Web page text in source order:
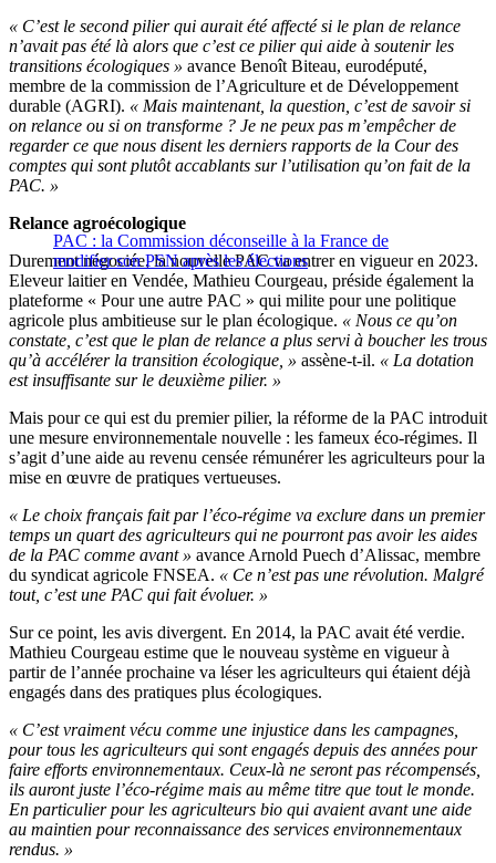
« C’est le second pilier qui aurait été affecté si le plan de relance
n’avait pas été là alors que c’est ce pilier qui aide à soutenir les
transitions écologiques » avance Benoît Biteau, eurodéputé,
membre de la commission de l’Agriculture et de Développement
durable (AGRI). « Mais maintenant, la question, c’est de savoir si
on relance ou si on transforme ? Je ne peux pas m’empêcher de
regarder ce que nous disent les derniers rapports de la Cour des
comptes qui sont plutôt accablants sur l’utilisation qu’on fait de la
PAC. »
PAC : la Commission déconseille à la France de
modifier son PSN après les élections
Relance agroécologique
Durement négociée, la nouvelle PAC va entrer en vigueur en 2023.
Eleveur laitier en Vendée, Mathieu Courgeau, préside également la
plateforme « Pour une autre PAC » qui milite pour une politique
agricole plus ambitieuse sur le plan écologique. « Nous ce qu’on
constate, c’est que le plan de relance a plus servi à boucher les trous
qu’à accélérer la transition écologique, » assène-t-il. « La dotation
est insuffisante sur le deuxième pilier. »
Mais pour ce qui est du premier pilier, la réforme de la PAC introduit
une mesure environnementale nouvelle : les fameux éco-régimes. Il
s’agit d’une aide au revenu censée rémunérer les agriculteurs pour la
mise en œuvre de pratiques vertueuses.
« Le choix français fait par l’éco-régime va exclure dans un premier
temps un quart des agriculteurs qui ne pourront pas avoir les aides
de la PAC comme avant » avance Arnold Puech d’Alissac, membre
du syndicat agricole FNSEA. « Ce n’est pas une révolution. Malgré
tout, c’est une PAC qui fait évoluer. »
Sur ce point, les avis divergent. En 2014, la PAC avait été verdie.
Mathieu Courgeau estime que le nouveau système en vigueur à
partir de l’année prochaine va léser les agriculteurs qui étaient déjà
engagés dans des pratiques plus écologiques.
« C’est vraiment vécu comme une injustice dans les campagnes,
pour tous les agriculteurs qui sont engagés depuis des années pour
faire efforts environnementaux. Ceux-là ne seront pas récompensés,
ils auront juste l’éco-régime mais au même titre que tout le monde.
En particulier pour les agriculteurs bio qui avaient avant une aide
au maintien pour reconnaissance des services environnementaux
rendus. »